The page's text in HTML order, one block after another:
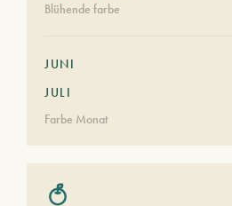
Blühende farbe
JUNI
JULI
Farbe Monat